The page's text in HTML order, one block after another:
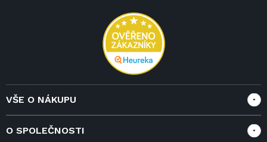
VŠE O NÁKUPU
Doprava a služby
O SPOLEČNOSTI